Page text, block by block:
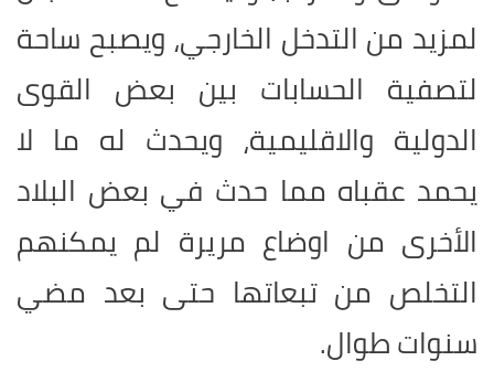
لمزيد من التدخل الخارجي، ويصبح ساحة
لتصفية الحسابات بين بعض القوى
الدولية والاقليمية، ويحدث له ما لا
يحمد عقباه مما حدث في بعض البلاد
الأخرى من اوضاع مريرة لم يمكنهم
التخلص من تبعاتها حتى بعد مضي
سنوات طوال.